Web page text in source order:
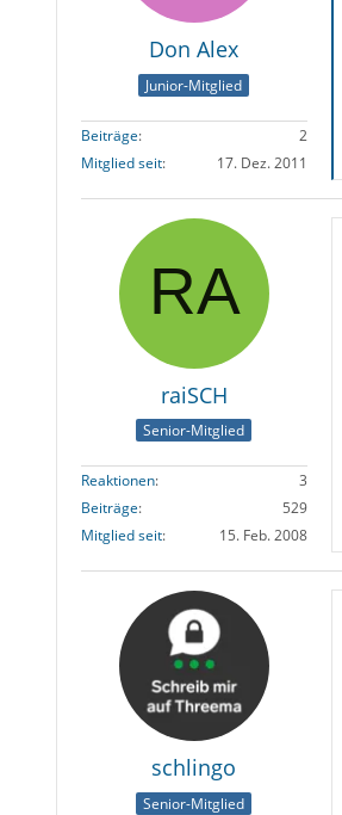
Don Alex
Junior-Mitglied
Beiträge
2
Mitglied seit
17. Dez. 2011
raiSCH
Senior-Mitglied
Reaktionen
3
Beiträge
529
Mitglied seit
15. Feb. 2008
schlingo
Senior-Mitglied